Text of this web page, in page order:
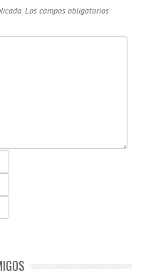
Los campos obligatorios